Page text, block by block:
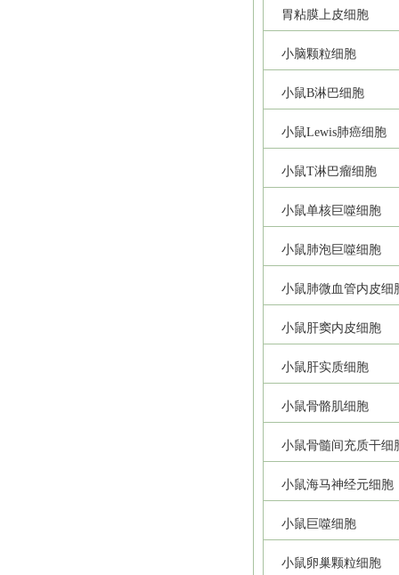
胃粘膜上皮细胞
小脑颗粒细胞
小鼠B淋巴细胞
小鼠Lewis肺癌细胞
小鼠T淋巴瘤细胞
小鼠单核巨噬细胞
小鼠肺泡巨噬细胞
小鼠肺微血管内皮细
小鼠肝窦内皮细胞
小鼠肝实质细胞
小鼠骨骼肌细胞
小鼠骨髓间充质干细
小鼠海马神经元细胞
小鼠巨噬细胞
小鼠卵巢颗粒细胞